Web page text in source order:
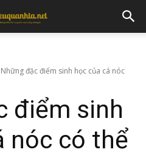
Những đặc điểm sinh học của cá nóc
điểm sinh
nóc có thể